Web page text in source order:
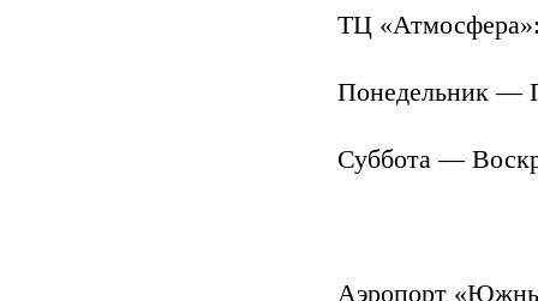
ТЦ
Понедельник —
Суббота —
Аэропорт